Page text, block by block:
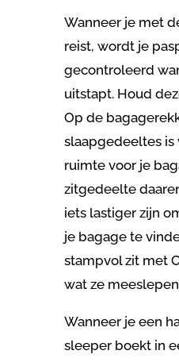
Wanneer je met
reist, wordt je
gecontroleerd
uitstapt. Houd
Op de
slaapgedeeltes is
ruimte voor je
zitgedeelte
iets lastiger zijn
je bagage te
stampvol zit met
wat ze
Wanneer je een
sleeper boekt in